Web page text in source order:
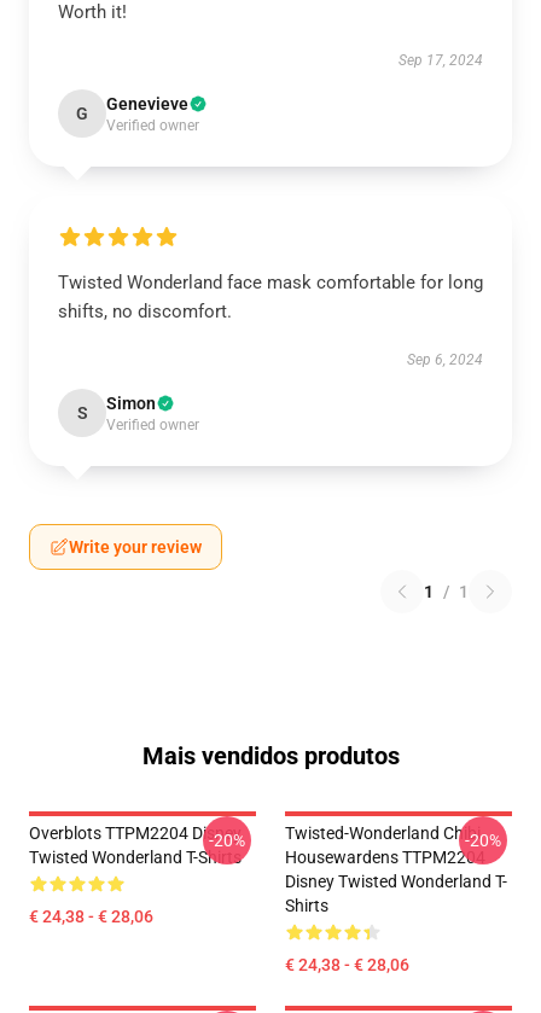
Worth it!
Sep 17, 2024
G Genevieve
Verified owner
Twisted Wonderland face mask comfortable for long
shifts, no discomfort.
Sep 6, 2024
S Simon
Verified owner
Write your review
1 / 1
Mais vendidos produtos
Overblots TTPM2204 Disney
Twisted Wonderland T-Shirts
€ 24,38 - € 28,06
-20%
Twisted-Wonderland Chibi
Housewardens TTPM2204
Disney Twisted Wonderland T-
Shirts
€ 24,38 - € 28,06
-20%